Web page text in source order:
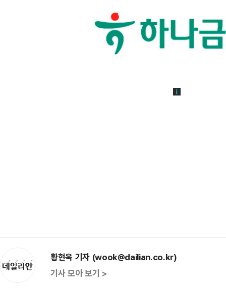
황현욱 기자 (wook@dailian.co.kr)
기사 모아 보기 >